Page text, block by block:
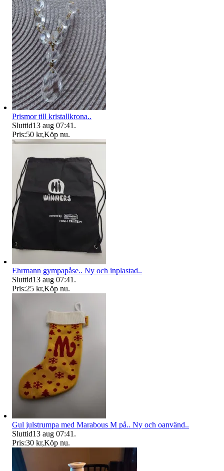
Prismor till kristallkrona..
Sluttid13 aug 07:41 .
Pris:50 kr,Köp nu.
Ehrmann gympapåse.. Ny och inplastad..
Sluttid13 aug 07:41 .
Pris:25 kr,Köp nu.
Gul julstrumpa med Marabous M på.. Ny och oanvänd..
Sluttid13 aug 07:41 .
Pris:30 kr,Köp nu.